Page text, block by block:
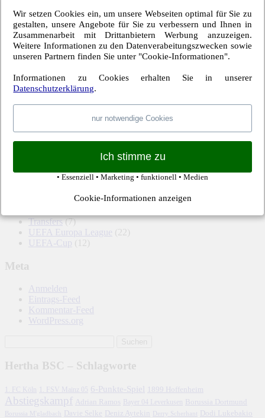
Musik Blog Abrissbirne
Grasplatzmemmen
Karibik All Inclusive
Ostseebad Warnemünde
Website Katalog
Kategorien
2. Bundesliga(148)
(23)
Freundschaftsspiel(22)
Relegationsspiel(4)
Transfers(7)
UEFA Europa League (22)
UEFA-Cup (12)
Meta
Anmelden
Eintrags-Feed
Kommentar-Feed
WordPress.org
Hertha BSC – Schlagworte
1. FC Köln 1. FSV Mainz 05 6-Punkte-Spiel 1899 Hoffenheim
Abstiegskampf Adrian Ramos Bayer 04 Leverkusen Borussia Dortmund
Borussia M'gladbach Davie Selke Deniz Aytekin Derry Scherhant
Dodi Lukebakio
Wir setzen Cookies ein, um unsere Webseiten optimal für Sie zu
gestalten, unsere Angebote für Sie zu verbessern und Ihnen in
Zusammenarbeit mit Drittanbietern Werbung anzuzeigen.
Weitere Informationen zu den Datenverabeitungszwecken sowie
unseren Partnern finden Sie unter "Cookie-Informationen".
Informationen zu Cookies erhalten Sie in unserer
Datenschutzerklärung.
nur notwendige Cookies
Ich stimme zu
• Essenziell • Marketing • funktionell • Medien
Cookie-Informationen anzeigen